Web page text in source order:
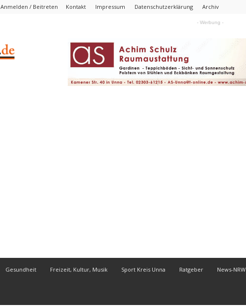
Anmelden / Beitreten Kontakt Impressum Datenschutzerklärung Archiv
- Werbung -
Gesundheit Freizeit, Kultur, Musik Sport Kreis Unna Ratgeber News-NRW